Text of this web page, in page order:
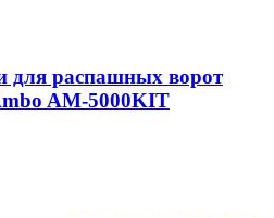
для распашных ворот
AM-5000KIT